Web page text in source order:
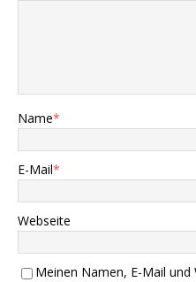
Name*
E-Mail*
Webseite
Meinen Namen, E-Mail